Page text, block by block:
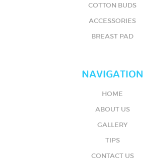
COTTON BUDS
ACCESSORIES
BREAST PAD
NAVIGATION
HOME
ABOUT US
GALLERY
TIPS
CONTACT US